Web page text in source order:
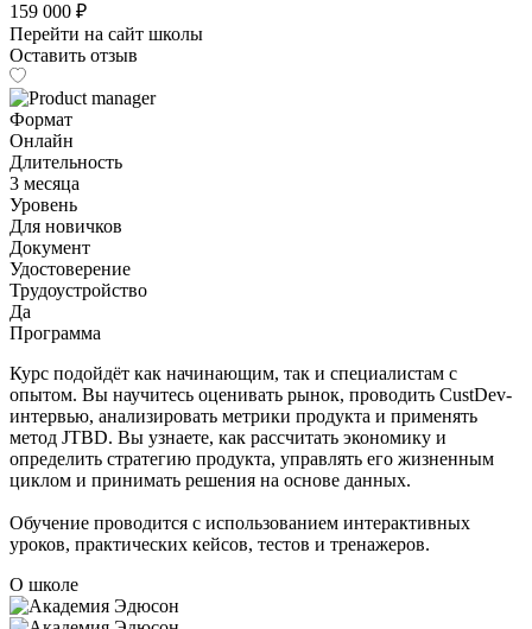
159 000 ₽
Перейти на сайт школы
Оставить отзыв
Формат
Онлайн
Длительность
3 месяца
Уровень
Для новичков
Документ
Удостоверение
Трудоустройство
Да
Программа
Курс подойдёт как начинающим, так и специалистам с
опытом. Вы научитесь оценивать рынок, проводить CustDev-
интервью, анализировать метрики продукта и применять
метод JTBD. Вы узнаете, как рассчитать экономику и
определить стратегию продукта, управлять его жизненным
циклом и принимать решения на основе данных.
Обучение проводится с использованием интерактивных
уроков, практических кейсов, тестов и тренажеров.
О школе